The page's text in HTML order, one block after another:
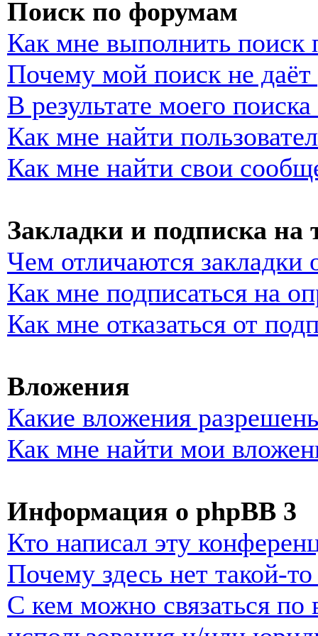
Поиск по форумам
Как мне выполнить
Почему мой поиск не даёт
В результате моего
Как мне найти
Как мне найти свои
Закладки и подписка на
Чем отличаются закладки
Как мне подписаться на
Как мне отказаться от
Вложения
Какие вложения
Как мне найти мои
Информация о phpBB 3
Кто написал эту
Почему здесь нет такой-
С кем можно связаться по